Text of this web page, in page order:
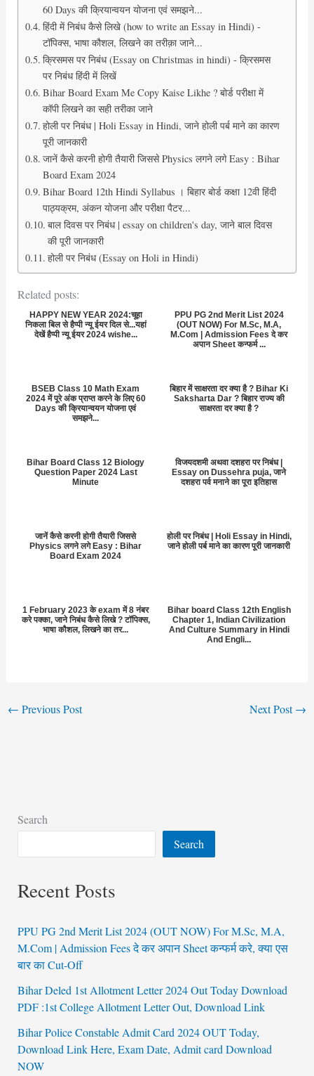
60 Days की क्रियान्वयन योजना एवं समझने...
हिंदी में निबंध कैसे लिखे (how to write an Essay in Hindi) -
टॉपिक्स, भाषा कौशल, लिखने का तरीक़ा जाने...
क्रिसमस पर निबंध (Essay on Christmas in hindi) - क्रिसमस
पर निबंध हिंदी में लिखें
Bihar Board Exam Me Copy Kaise Likhe ? बोर्ड परीक्षा में
कॉपी लिखने का सही तरीका जाने
होली पर निबंध | Holi Essay in Hindi, जाने होली पर्ब माने का कारण
पूरी जानकारी
जानें कैसे करनी होगी तैयारी जिससे Physics लगने लगे Easy : Bihar
Board Exam 2024
Bihar Board 12th Hindi Syllabus । बिहार बोर्ड कक्षा 12वी हिंदी
पाठ्यक्रम, अंकन योजना और परीक्षा पैटर...
बाल दिवस पर निबंध | essay on children's day, जाने बाल दिवस
की पूरी जानकारी
होली पर निबंध (Essay on Holi in Hindi)
Related posts:
HAPPY NEW YEAR 2024:चूहा
निकला बिल से हैप्पी न्यू ईयर दिल से...यहां
देखें हैप्पी न्यू ईयर 2024 wishe...
PPU PG 2nd Merit List 2024
(OUT NOW) For M.Sc, M.A,
M.Com | Admission Fees दे कर
अपान Sheet कन्फर्म ...
BSEB Class 10 Math Exam
2024 में पूरे अंक प्राप्त करने के लिए 60
Days की क्रियान्वयन योजना एवं
समझने...
बिहार में साक्षरता दर क्या है ? Bihar Ki
Saksharta Dar ? बिहार राज्य की
साक्षरता दर क्या है ?
Bihar Board Class 12 Biology
Question Paper 2024 Last
Minute
विजयदशमी अथवा दशहरा पर निबंध |
Essay on Dussehra puja, जाने
दशहरा पर्व मनाने का पूरा इतिहास
जानें कैसे करनी होगी तैयारी जिससे
Physics लगने लगे Easy : Bihar
Board Exam 2024
होली पर निबंध | Holi Essay in Hindi,
जाने होली पर्ब माने का कारण पूरी जानकारी
1 February 2023 के exam में 8 नंबर
करे पक्का, जाने निबंध कैसे लिखे ? टॉपिक्स,
भाषा कौशल, लिखने का तर...
Bihar board Class 12th English
Chapter 1, Indian Civilization
And Culture Summary in Hindi
And Engli...
← Previous Post Next Post→
Search
Search
Recent Posts
PPU PG 2nd Merit List 2024 (OUT NOW) For M.Sc, M.A,
M.Com | Admission Fees दे कर अपान Sheet कन्फर्म करे, क्या एस
बार का Cut-Off
Bihar Deled 1st Allotment Letter 2024 Out Today Download
PDF :1st College Allotment Letter Out, Download Link
Bihar Police Constable Admit Card 2024 OUT Today,
Download Link Here, Exam Date, Admit card Download
NOW